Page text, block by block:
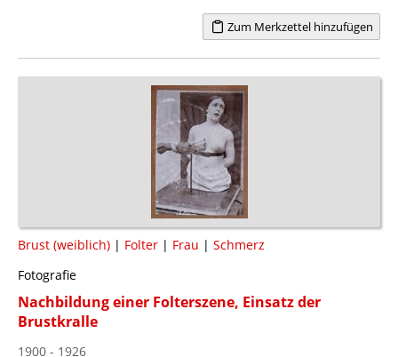
Zum Merkzettel hinzufügen
Brust (weiblich) | Folter | Frau | Schmerz
Fotografie
Nachbildung einer Folterszene, Einsatz der
Brustkralle
1900 - 1926